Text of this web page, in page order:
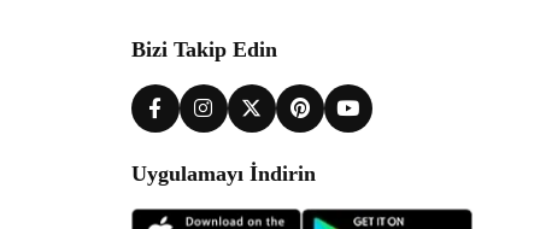
Bizi Takip Edin
Uygulamayı İndirin